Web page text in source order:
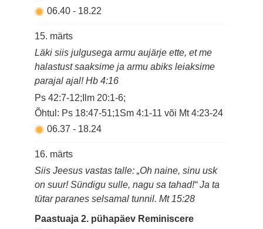
06.40- 18.22
15. märts
Läki siis julgusega armu aujärje ette, et me
halastust saaksime ja armu abiks leiaksime
parajal ajal! Hb 4:16
Ps 42:7-12;Ilm 20:1-6;
Õhtul: Ps 18:47-51;1Sm 4:1-11 või Mt 4:23-24
06.37- 18.24
16. märts
Siis Jeesus vastas talle: „Oh naine, sinu usk
on suur! Sündigu sulle, nagu sa tahad!“ Ja ta
tütar paranes selsamal tunnil. Mt 15:28
Paastuaja 2. pühapäev Reminiscere